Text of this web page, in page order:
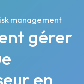
management
gérer
en